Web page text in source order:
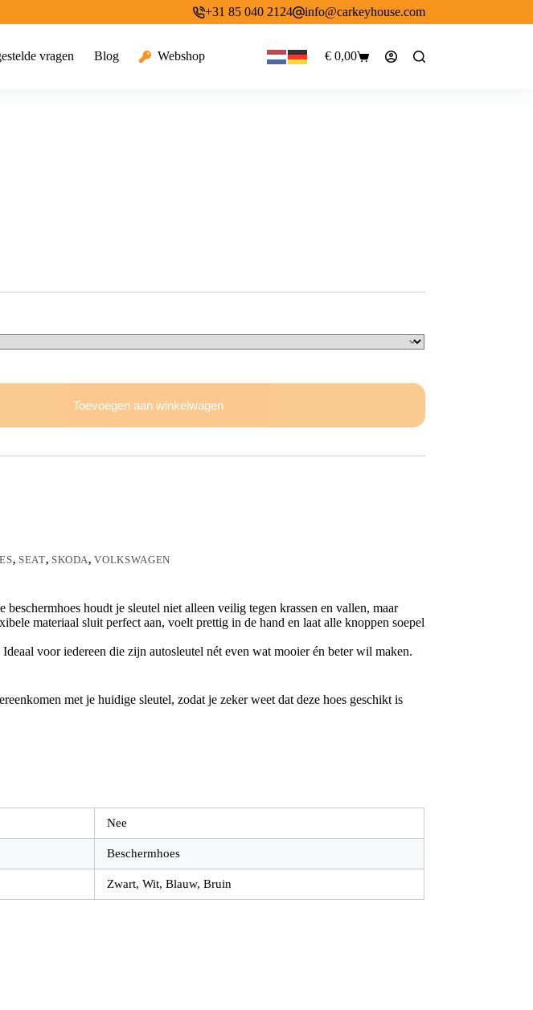
+31 85 040 2124 info@carkeyhouse.com
vragen Blog Webshop Winkelwagen
€0,00
Toevoegen aan winkelwagen
, SEAT, SKODA,VOLKSWAGEN
houdt je sleutel niet alleen veilig tegen krassen en vallen, maar
materiaal sluit perfect aan, voelt prettig in de hand en laat alle knoppen soepel
voor iedereen die zijn autosleutel nét even wat mooier én beter wil maken.
met je huidige sleutel, zodat je zeker weet dat deze hoes geschikt is
Nee
Beschermhoes
Zwart, Wit, Blauw, Bruin